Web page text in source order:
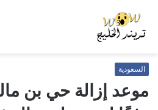
السعودية